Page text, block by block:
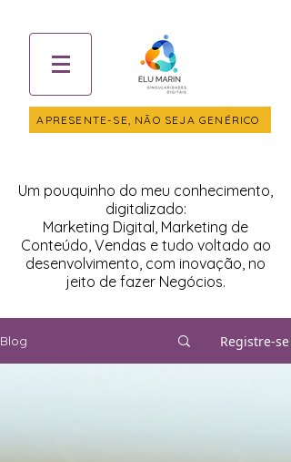
APRESENTE-SE, NÃO SEJA GENÉRICO
Um pouquinho do meu conhecimento,
digitalizado:
Marketing Digital, Marketing de
Conteúdo, Vendas e tudo voltado ao
desenvolvimento, com inovação, no
jeito de fazer Negócios.
Blog Registre-se